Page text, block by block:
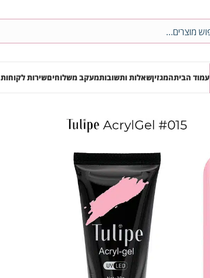
עמוד הביתהמגזיןשאלות ותשובותמעקב משלוחיםשירות לקוחות